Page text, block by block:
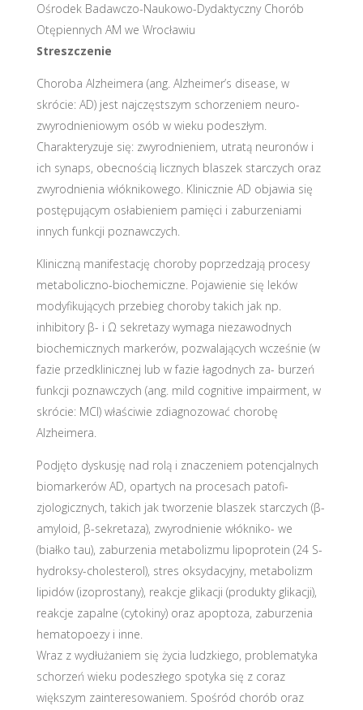
Ośrodek Badawczo-Naukowo-Dydaktyczny Chorób
Otępiennych AM we Wrocławiu
Streszczenie
Choroba Alzheimera (ang. Alzheimer’s disease, w
skrócie: AD) jest najczęstszym schorzeniem neuro-
zwyrodnieniowym osób w wieku podeszłym.
Charakteryzuje się: zwyrodnieniem, utratą neuronów i
ich synaps, obecnością licznych blaszek starczych oraz
zwyrodnienia włóknikowego. Klinicznie AD objawia się
postępującym osłabieniem pamięci i zaburzeniami
innych funkcji poznawczych.
Kliniczną manifestację choroby poprzedzają procesy
metaboliczno-biochemiczne. Pojawienie się leków
modyfikujących przebieg choroby takich jak np.
inhibitory β- i Ω sekretazy wymaga niezawodnych
biochemicznych markerów, pozwalających wcześnie (w
fazie przedklinicznej lub w fazie łagodnych za- burzeń
funkcji poznawczych (ang. mild cognitive impairment, w
skrócie: MCI) właściwie zdiagnozować chorobę
Alzheimera.
Podjęto dyskusję nad rolą i znaczeniem potencjalnych
biomarkerów AD, opartych na procesach patofi-
zjologicznych, takich jak tworzenie blaszek starczych (β-
amyloid, β-sekretaza), zwyrodnienie włókniko- we
(białko tau), zaburzenia metabolizmu lipoprotein (24 S-
hydroksy-cholesterol), stres oksydacyjny, metabolizm
lipidów (izoprostany), reakcje glikacji (produkty glikacji),
reakcje zapalne (cytokiny) oraz apoptoza, zaburzenia
hematopoezy i inne.
Wraz z wydłużaniem się życia ludzkiego, problematyka
schorzeń wieku podeszłego spotyka się z coraz
większym zainteresowaniem. Spośród chorób oraz